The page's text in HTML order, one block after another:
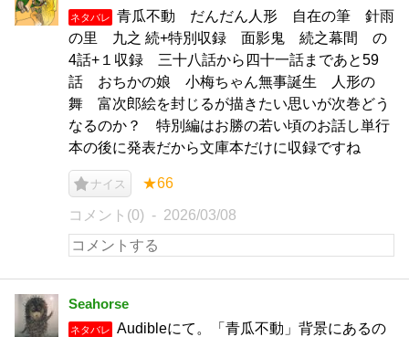
ネタバレ
青瓜不動 だんだん人形 自在の筆 針雨
の里 九之 続+特別収録 面影鬼 続之幕間 の
4話+１収録 三十八話から四十一話まであと59
話 おちかの娘 小梅ちゃん無事誕生 人形の
舞 富次郎絵を封じるが描きたい思いが次巻どう
なるのか？ 特別編はお勝の若い頃のお話し単行
本の後に発表だから文庫本だけに収録ですね
ナイス ★66
コメント(0) 2026/03/08
Seahorse
ネタバレ
Audibleにて。「青瓜不動」背景にあるの